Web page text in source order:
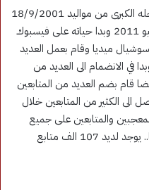
ابراهيم محمود شاب مصري ولد في المحله الكبرى من مواليد 18/9/2001
تم انضمامه الى الفيسبوك بتاريخ 14 يوليو 2011 وبدا حياته على فيسبوك
ميديا وقام بعمل العديد
في الانضمام الى العديد من
قام بضم العديد من المتابعين
الكثير من المتابعين خلال
والمتابعين على جميع
الف متابع